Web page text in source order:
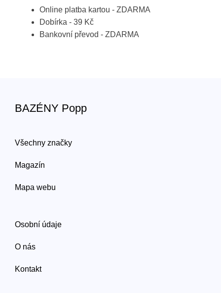
Online platba kartou - ZDARMA
Dobírka - 39 Kč
Bankovní převod - ZDARMA
BAZÉNY Popp
Všechny značky
Magazín
Mapa webu
Osobní údaje
O nás
Kontakt